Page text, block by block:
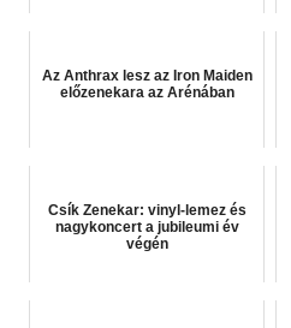
Az Anthrax lesz az Iron Maiden
előzenekara az Arénában
Csík Zenekar: vinyl-lemez és
nagykoncert a jubileumi év
végén